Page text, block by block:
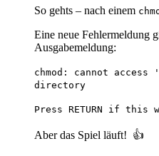
So gehts – nach einem
Eine neue Fehlermeldung
Ausgabemeldung:
chmod: cannot
directory
Press RETURN if this
Aber das Spiel läuft! 👍️